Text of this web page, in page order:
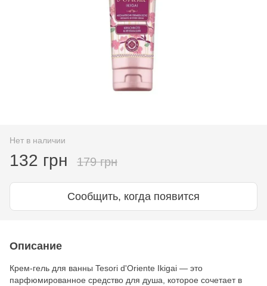
Нет в наличии
132 грн 179 грн
Сообщить, когда появится
Описание
Крем-гель для ванны Tesori d'Oriente Ikigai — это
парфюмированное средство для душа, которое сочетает в